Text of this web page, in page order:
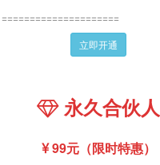
=====================
立即开通
永久合伙人
99元（限时特惠）